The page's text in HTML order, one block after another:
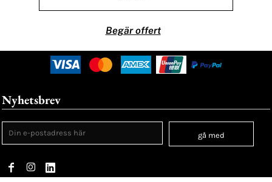
Begär offert
Nyhetsbrev
gå med